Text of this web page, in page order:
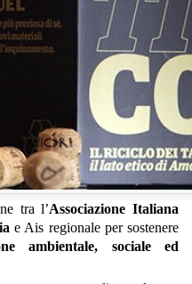
tra l’Associazione Italiana
e Ais regionale per sostenere
ambientale, sociale ed